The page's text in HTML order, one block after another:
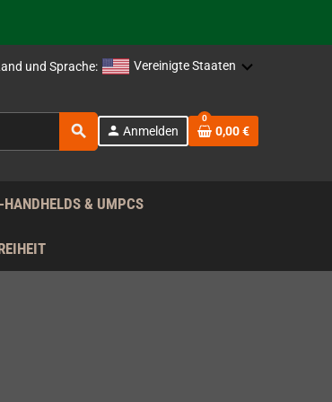
und Sprache: Vereinigte Staaten
search person Anmelden
0
0,00 €
HANDHELDS & UMPCS